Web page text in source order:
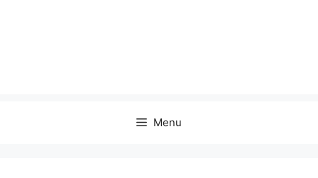
Menu